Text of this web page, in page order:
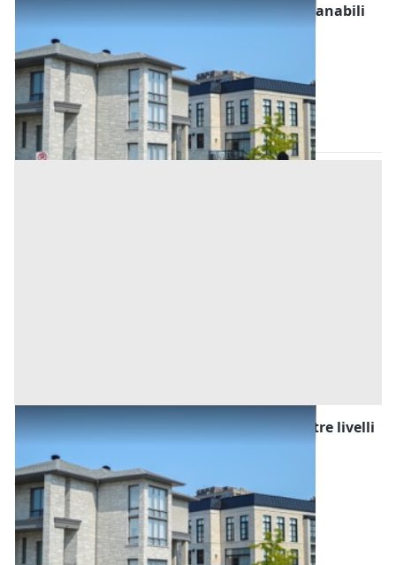
Asta Porzione di bifamiliare con garage e sanabili
irregolarità edilizie
Merlara (Padova)
Offerta minima
75.750 € 101.000 €
Codice asta:
20e3997d
Asta chiusa
Asta Edificio residenziale indipendente su tre livelli
con cortile
Merlara (Padova)
Offerta minima
85.800 € 114.400 €
Codice asta:
d4b44c62
Asta chiusa